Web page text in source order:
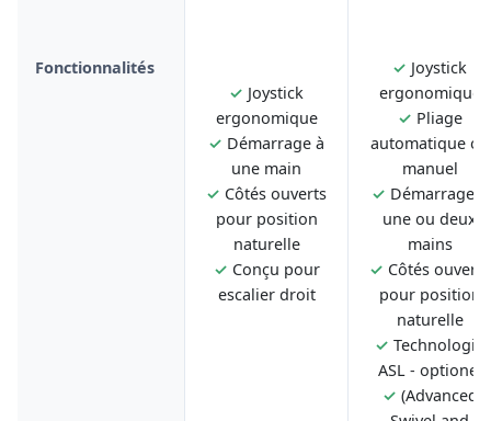
Fonctionnalités
✓ Joystick
ergonomique
✓ Démarrage à
une main
✓ Côtés ouverts
pour position
naturelle
✓ Conçu pour
escalier droit
✓ Joystick
ergonomique
✓ Pliage
automatique ou
manuel
✓ Démarrage à
une ou deux
mains
✓ Côtés ouverts
pour position
naturelle
✓ Technologie
ASL - optionel
✓ (Advanced